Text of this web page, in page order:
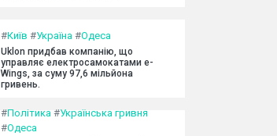
#Київ #Україна #Одеса
Uklon придбав компанію, що
управляє електросамокатами e-
Wings, за суму 97,6 мільйона
гривень.
#Політика #Українська гривня
#Одеса